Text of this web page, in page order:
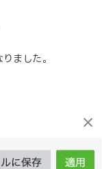
ました。